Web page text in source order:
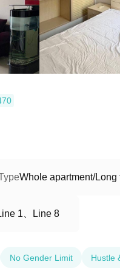
Whole apartment/Long
1、Line 8
No Gender Limit Hustle